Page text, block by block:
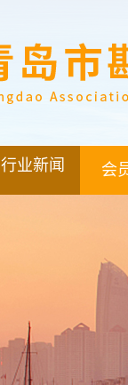
行业新闻 会